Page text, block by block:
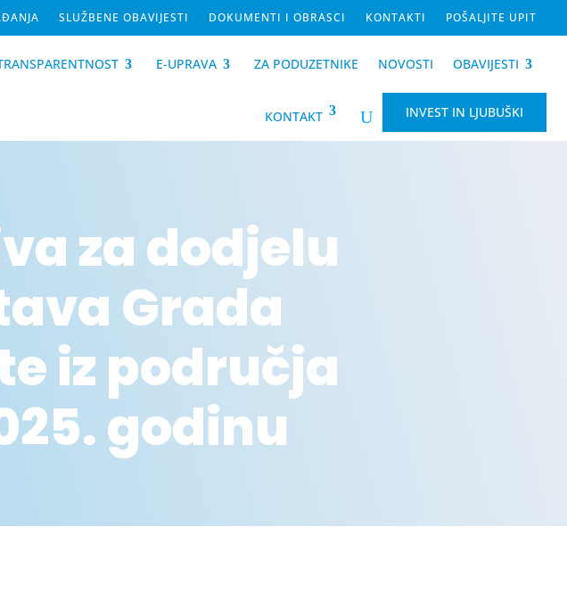
SLUŽBENE OBAVIJESTI DOKUMENTI I OBRASCI KONTAKTI POŠALJITE UPIT
E-UPRAVA ZA PODUZETNIKE NOVOSTI OBAVIJESTI
KONTAKT U INVEST IN LJUBUŠKI
za dodjelu
Grada
iz područja
godinu